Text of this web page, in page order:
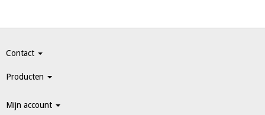
Contact
Producten
Mijn account